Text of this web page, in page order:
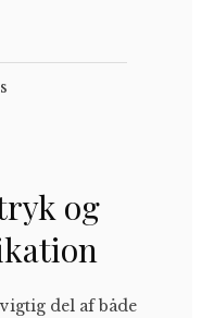
og
del af både